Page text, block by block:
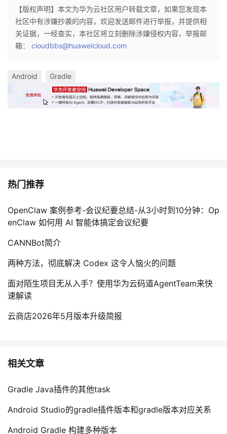
【版权声明】本文为华为云社区用户转载文章，如果您发现本
社区中有涉嫌抄袭的内容，欢迎发送邮件进行举报，并提供相
关证据，一经查实，本社区将立刻删除涉嫌侵权内容，举报邮
箱： cloudbbs@huaweicloud.com
Android Gradle
热门推荐
OpenClaw 案例参考-会议纪要总结-从3小时到10分钟：Op
enClaw 如何用 AI 智能体搞定会议纪要
CANNBot简介
两种方法，彻底解决 Codex 这令人恼火的问题
面对陌生项目无从入手？使用华为云码道AgentTeam来快
速解读
云商店2026年5月版本升级简报
相关文章
Gradle Java插件的其他task
Android Studio的gradle插件版本和gradle版本对应关系
Android Gradle 构建多种版本